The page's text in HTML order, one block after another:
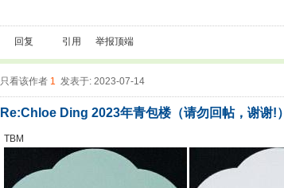
回复 引用 举报顶端
只看该作者 1 发表于: 2023-07-14
Re:Chloe Ding 2023年青包楼（请勿回帖，谢谢!）
TBM